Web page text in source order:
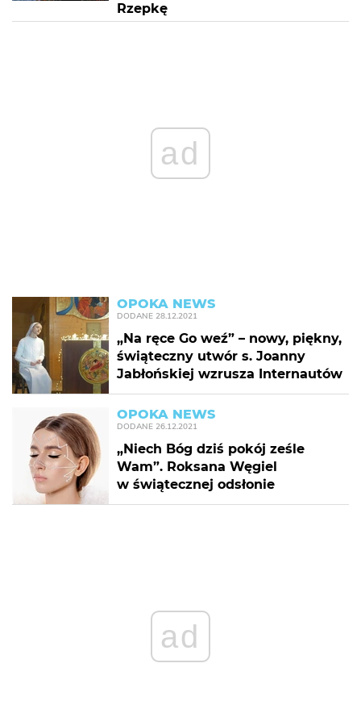
Rzepkę
ad
OPOKA NEWS
DODANE 28.12.2021
„Na ręce Go weź” – nowy, piękny,
świąteczny utwór s. Joanny
Jabłońskiej wzrusza Internautów
OPOKA NEWS
DODANE 26.12.2021
„Niech Bóg dziś pokój ześle
Wam”. Roksana Węgiel
w świątecznej odsłonie
ad